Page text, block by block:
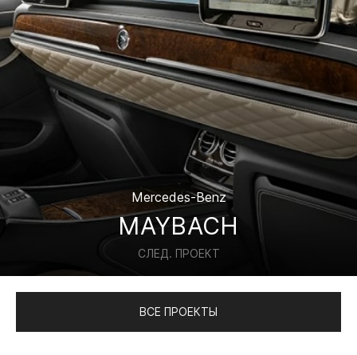
Mercedes-Benz
MAYBACH
СЛЕД. ПРОЕКТ
ВСЕ ПРОЕКТЫ